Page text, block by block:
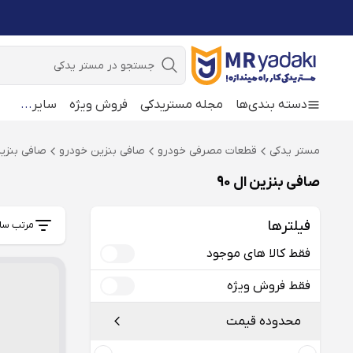
جستجو
دسته بندی‌ها مجله مستریدکی فروش ویژه سایر ...
مستر یدکی قطعات مصرفی خودرو صافی بنزین خودرو صافی
صافی بنزین ال 90
فیلترها
فقط کالا های موجود
فقط فروش ویژه
محدوده قیمت
مرتب